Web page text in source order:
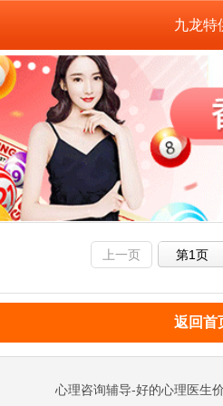
九龙特
上一页 第1页
返回首
心理咨询辅导-好的心理医生